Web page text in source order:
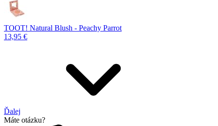
TOOT! Natural Blush - Peachy Parrot
13,95 €
Ďalej
Máte otázku?